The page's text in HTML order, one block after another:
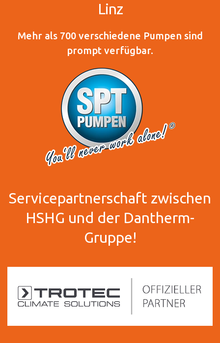
Linz
Mehr als 700 verschiedene Pumpen sind
prompt verfügbar.
Servicepartnerschaft zwischen
HSHG und der Dantherm-
Gruppe!